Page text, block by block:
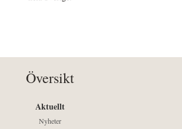
Översikt
Aktuellt
Nyheter